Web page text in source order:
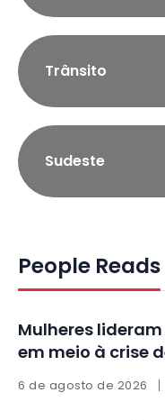
Trânsito
Sudeste
People Reads
Mulheres
em meio à crise
6 de agosto de 2026